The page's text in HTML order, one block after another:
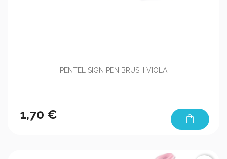
PENTEL SIGN PEN BRUSH VIOLA
1,70 € shopping_bag